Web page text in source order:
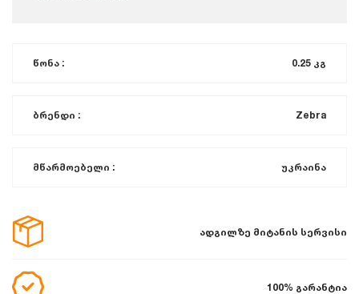
წონა : 0.25 კგ
ბრენდი : Zebra
მწარმოებელი : უკრაინა
ადგილზე მიტანის სერვისი
100% გარანტია